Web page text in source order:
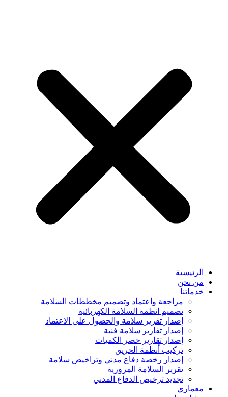
الرئيسية
من نحن
خدماتنا
مراجعة واعتماد وتصميم مخططات السلامة
تصميم انظمة السلامة الكهربائية
إصدار تقرير سلامة والحصول على الاعتماد
إصدار تقارير سلامة فنية
إصدار تقارير حصر الكميات
تركيب أنظمة الحريق
إصدار رخصة دفاع مدني وتراخيص سلامة
تقرير السلامة المرورية
تجديد ترخيص الدفاع المدني
معماري